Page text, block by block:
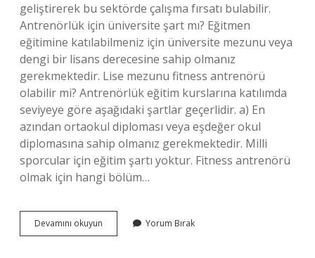
geliştirerek bu sektörde çalışma fırsatı bulabilir.
Antrenörlük için üniversite şart mı? Eğitmen
eğitimine katılabilmeniz için üniversite mezunu veya
dengi bir lisans derecesine sahip olmanız
gerekmektedir. Lise mezunu fitness antrenörü
olabilir mi? Antrenörlük eğitim kurslarına katılımda
seviyeye göre aşağıdaki şartlar geçerlidir. a) En
azından ortaokul diploması veya eşdeğer okul
diplomasına sahip olmanız gerekmektedir. Milli
sporcular için eğitim şartı yoktur. Fitness antrenörü
olmak için hangi bölüm…
Devamını okuyun
Antrenörü
Yorum Bırak